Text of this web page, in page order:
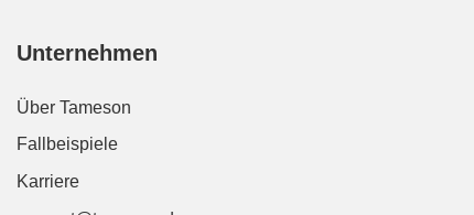
Unternehmen
Über Tameson
Fallbeispiele
Karriere